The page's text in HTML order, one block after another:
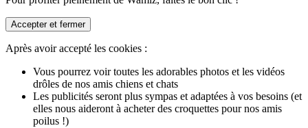
Accepter et fermer
Après avoir accepté les cookies :
Vous pourrez voir toutes les adorables photos et les vidéos
drôles de nos amis chiens et chats
Les publicités seront plus sympas et adaptées à vos besoins (et
elles nous aideront à acheter des croquettes pour nos amis
poilus !)